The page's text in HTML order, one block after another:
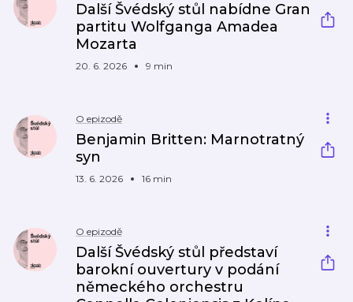
Další Švédský stůl nabídne Gran
partitu Wolfganga Amadea
Mozarta
20. 6. 2026 9 min
O epizodě
Benjamin Britten: Marnotratný
syn
13. 6. 2026 16 min
O epizodě
Další Švédský stůl představí
barokní ouvertury v podání
německého orchestru